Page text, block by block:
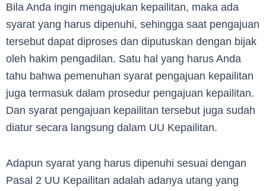
Bila Anda ingin mengajukan kepailitan, maka ada
syarat yang harus dipenuhi, sehingga saat pengajuan
tersebut dapat diproses dan diputuskan dengan bijak
oleh hakim pengadilan. Satu hal yang harus Anda
tahu bahwa pemenuhan syarat pengajuan kepailitan
juga termasuk dalam prosedur pengajuan kepailitan.
Dan syarat pengajuan kepailitan tersebut juga sudah
diatur secara langsung dalam UU Kepailitan.
Adapun syarat yang harus dipenuhi sesuai dengan
Pasal 2 UU Kepailitan adalah adanya utang yang